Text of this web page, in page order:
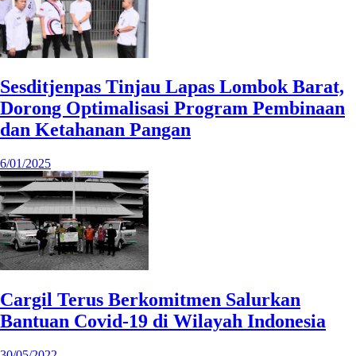
Sesditjenpas Tinjau Lapas Lombok Barat,
Dorong Optimalisasi Program Pembinaan
dan Ketahanan Pangan
6/01/2025
Cargil Terus Berkomitmen Salurkan
Bantuan Covid-19 di Wilayah Indonesia